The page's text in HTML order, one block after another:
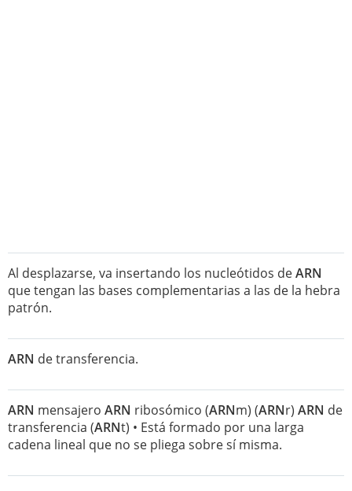
Al desplazarse, va insertando los nucleótidos deARN
que tengan las bases complementarias a las de la hebra
patrón.
ARN de transferencia.
ARN mensajero ARN ribosómico (ARNm) (ARNr) ARN de
transferencia (ARNt) • Está formado por una larga
cadena lineal que no se pliega sobre sí misma.